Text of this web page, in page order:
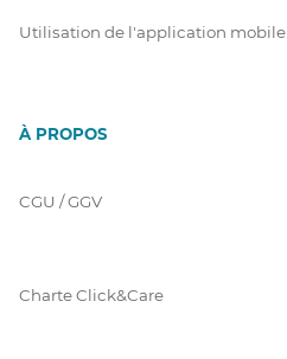
Utilisation de l'application mobile
À PROPOS
CGU / GGV
Charte Click&Care